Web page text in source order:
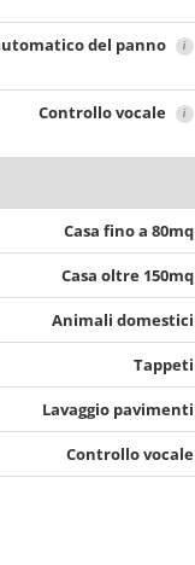
del panno i
Controllo vocale i
Casa fino a 80mq
Casa oltre 150mq
Animali domestici
Tappeti
Lavaggio pavimenti
Controllo vocale